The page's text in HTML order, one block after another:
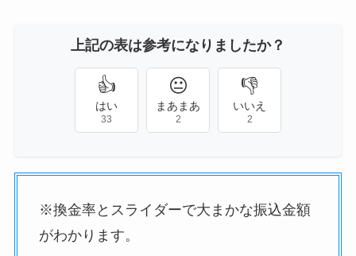
上記の表は参考になりましたか？
👍
はい
33
😐
まあまあ
2
👎
いいえ
2
※換金率とスライダーで大まかな振込金額
がわかります。